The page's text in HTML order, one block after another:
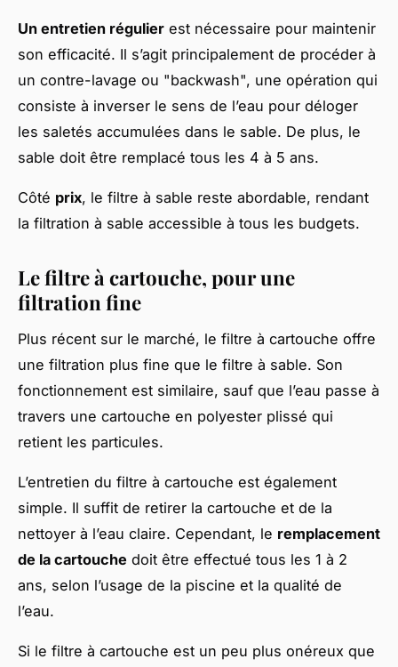
Un entretien régulier est nécessaire pour maintenir
son efficacité. Il s’agit principalement de procéder à
un contre-lavage ou "backwash", une opération qui
consiste à inverser le sens de l’eau pour déloger
les saletés accumulées dans le sable. De plus, le
sable doit être remplacé tous les 4 à 5 ans.
Côté prix, le filtre à sable reste abordable, rendant
la filtration à sable accessible à tous les budgets.
Le filtre à cartouche, pour une
filtration fine
Plus récent sur le marché, le filtre à cartouche offre
une filtration plus fine que le filtre à sable. Son
fonctionnement est similaire, sauf que l’eau passe à
travers une cartouche en polyester plissé qui
retient les particules.
L’entretien du filtre à cartouche est également
simple. Il suffit de retirer la cartouche et de la
nettoyer à l’eau claire. Cependant, le remplacement
de la cartouche doit être effectué tous les 1 à 2
ans, selon l’usage de la piscine et la qualité de
l’eau.
Si le filtre à cartouche est un peu plus onéreux que